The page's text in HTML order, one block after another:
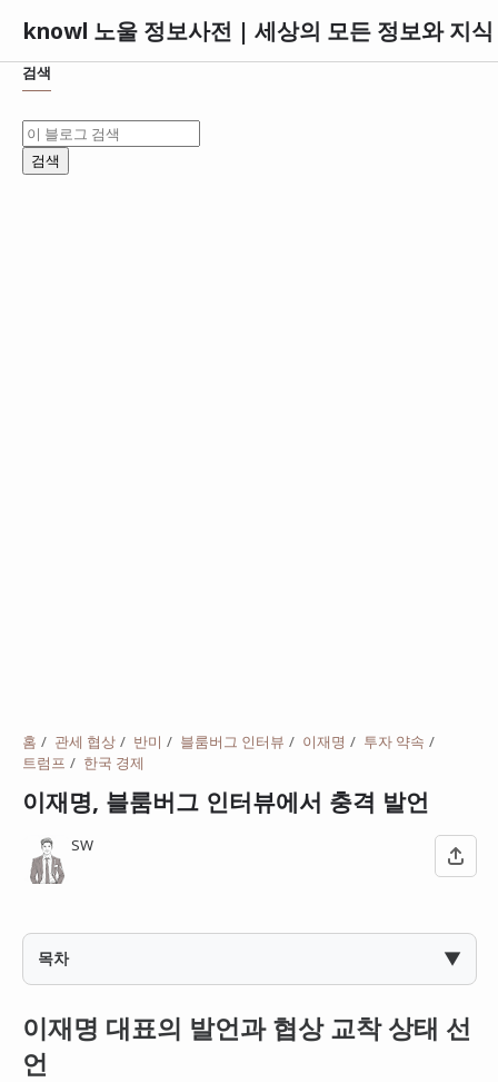
knowl 노울 정보사전 | 세상의 모든 정보와 지
검색
홈 관세 협상 반미 블룸버그 인터뷰 이재명
투자 약속
트럼프
한국 경제
이재명, 블룸버그 인터뷰에서 충격 발언
SW
목차 ▼
이재명 대표의 발언과 협상 교착 상태 선
언